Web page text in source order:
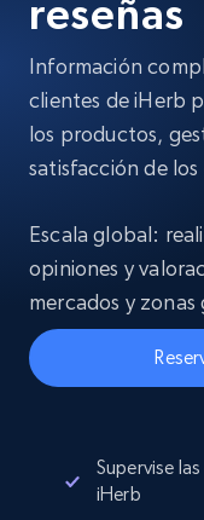
reseñas
Información
clientes de iHerb
los productos,
satisfacción de
Escala global:
opiniones y
mercados y
Supervise
iHerb